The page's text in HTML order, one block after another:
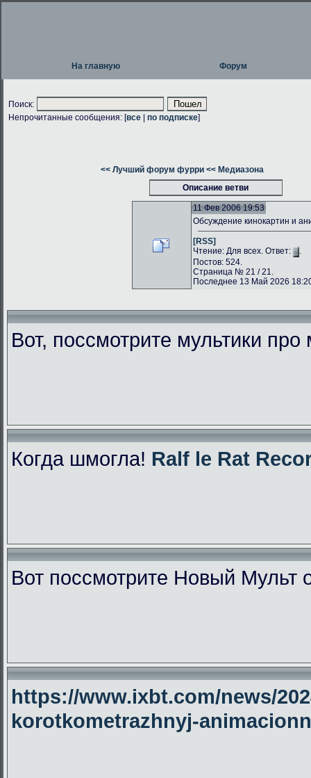
На главную Форум
Поиск:
Непрочитанные сообщения: [все по подписке]
<< Лучший форум фурри << Медиазона
Описание ветви
11 Фев 2006 19:53
Обсуждение кинокартин и
[RSS]
Чтение: Для всех. Ответ:
.
Постов: 524.
Страница № 21 / 21.
Последнее 13 Май 2026
Вот, поссмотрите мультики
Когда шмогла! Ralf le Rat
Вот поссмотрите Новый Мульт
https://www.ixbt.com/news/
korotkometrazhnyj-